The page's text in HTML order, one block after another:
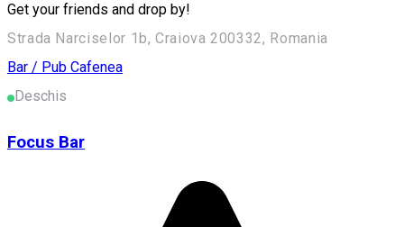
Get your friends and drop by!
Strada Narciselor 1b, Craiova 200332, Romania
Bar / Pub Cafenea
Deschis
Focus Bar